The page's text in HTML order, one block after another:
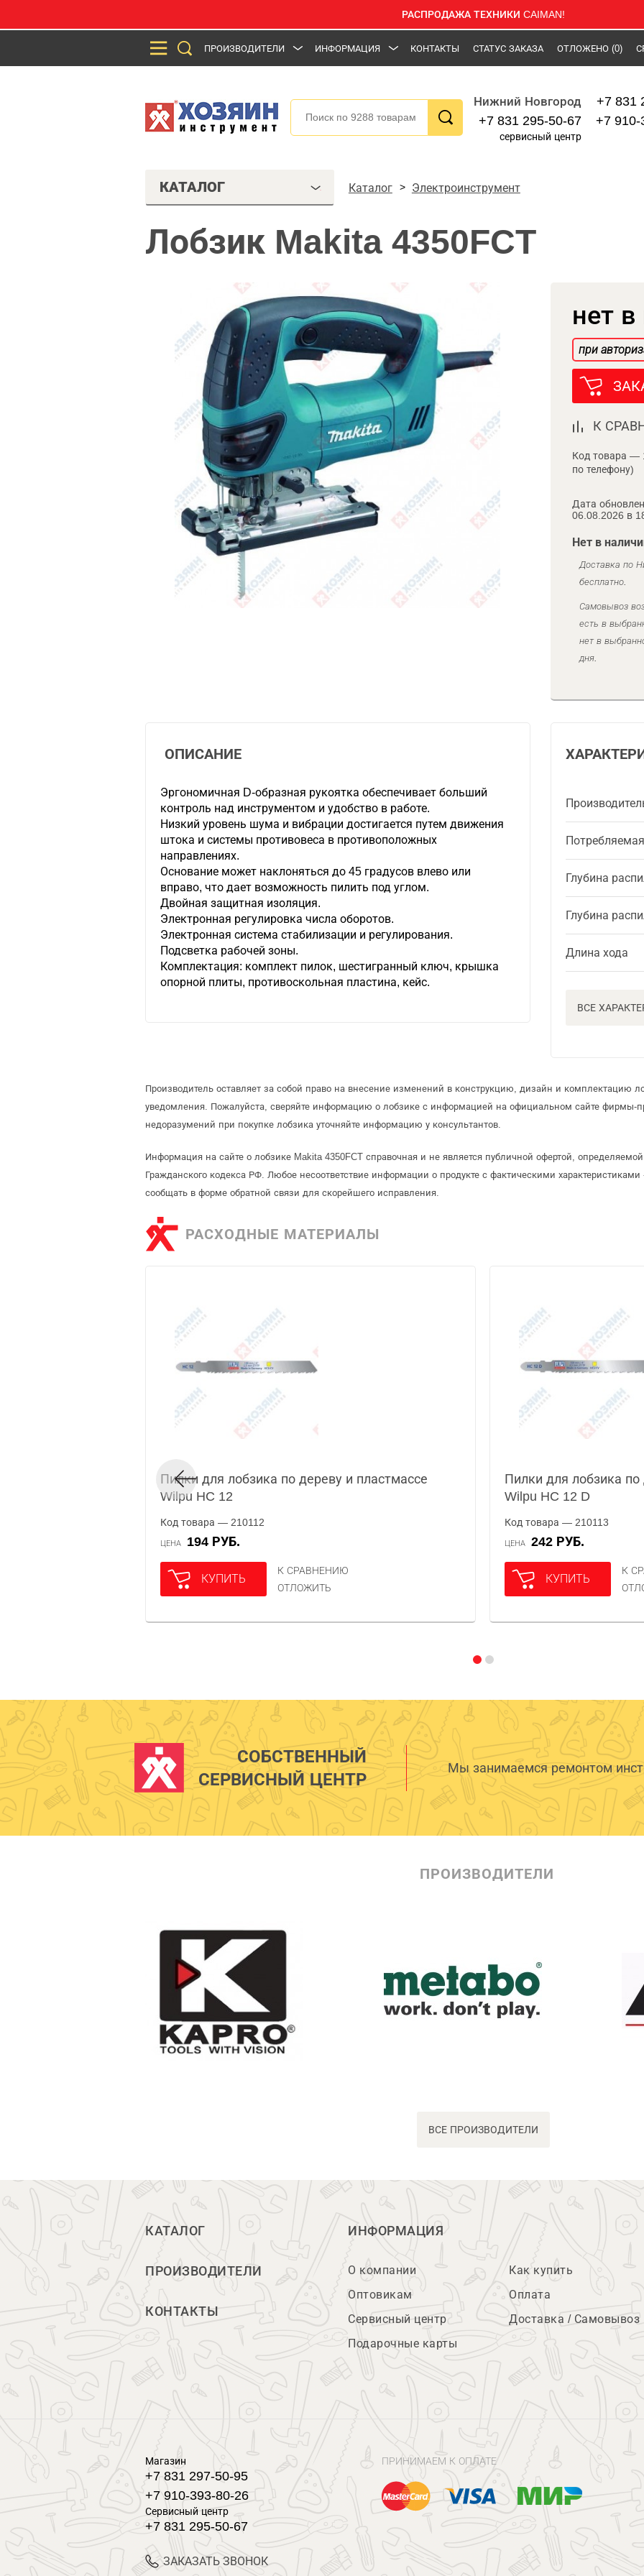
РАСПРОДАЖА ТЕХНИКИ CAIMAN!
ПРОИЗВОДИТЕЛИ ИНФОРМАЦИЯ КОНТАКТЫ СТАТУС ЗАКАЗА ОТЛОЖЕНО (0)
Нижний Новгород
+7 831 295-50-67
сервисный центр
+7 831
+7 910-
КАТАЛОГ Каталог Электроинструмент
Лобзик Makita 4350FCT
нет
при
К
Код товара —
по телефону)
Дата
06.08.2026 в
Нет в
Доставка по
бесплатно.
Самовывоз
есть в
нет в
дня.
Глубина
Глубина
Длина хода
ВСЕ
ОПИСАНИЕ
Эргономичная D-образная рукоятка обеспечивает больший
контроль над инструментом и удобство в работе.
Низкий уровень шума и вибрации достигается путем движения
штока и системы противовеса в противоположных
направлениях.
Основание может наклоняться до 45 градусов влево или
вправо, что дает возможность пилить под углом.
Двойная защитная изоляция.
Электронная регулировка числа оборотов.
Электронная система стабилизации и регулирования.
Подсветка рабочей зоны.
Комплектация: комплект пилок, шестигранный ключ, крышка
опорной плиты, противоскольная пластина, кейс.
Производитель оставляет за собой право на внесение изменений в конструкцию, дизайн и комплектацию
уведомления. Пожалуйста, сверяйте информацию о лобзике с информацией на официальном сайте фирмы-
недоразумений при покупке лобзика уточняйте информацию у консультантов.
Информация на сайте о лобзике Makita 4350FCT справочная и не является публичной офертой,
Гражданского кодекса РФ. Любое несоответствие информации о продукте с фактическими
сообщать в форме обратной связи для скорейшего исправления.
РАСХОДНЫЕ МАТЕРИАЛЫ
Пилки для лобзика по дереву и пластмассе
Wilpu HC 12
Код товара — 210112
ЦЕНА 194 РУБ.
КУПИТЬ
К СРАВНЕНИЮ
ОТЛОЖИТЬ
Пилки для лобзика
Wilpu HC 12 D
Код товара — 210113
ЦЕНА 242 РУБ.
КУПИТЬ
К
СОБСТВЕННЫЙ
СЕРВИСНЫЙ ЦЕНТР
Мы занимаемся ремонтом
ПРОИЗВОДИТЕЛИ
ВСЕ ПРОИЗВОДИТЕЛИ
КАТАЛОГ
ПРОИЗВОДИТЕЛИ
КОНТАКТЫ
ИНФОРМАЦИЯ
О компании
Оптовикам
Сервисный центр
Подарочные карты
Как купить
Оплата
Доставка / Самовывоз
Магазин
+7 831 297-50-95
+7 910-393-80-26
Сервисный центр
+7 831 295-50-67
ЗАКАЗАТЬ ЗВОНОК
ПРИНИМАЕМ К ОПЛАТЕ